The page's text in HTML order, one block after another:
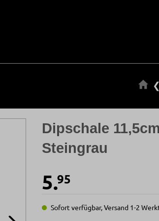
Dipschale
Steingrau
5.95
Sofort verfügbar, Versand 1-2